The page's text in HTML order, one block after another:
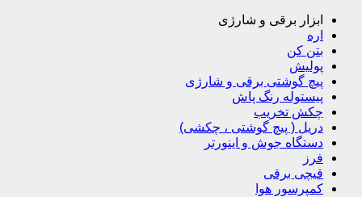
ابزار برقی و شارژی
اره
بتن کن
پولیش
پیچ گوشتی برقی و شارژی
پیستوله رنگ پاش
چکش تخریب
دریل ( پیچ گوشتی ، چکشی)
دستگاه جوش و اینورتر
فرز
قیچی برقی
کمپرسور هوا